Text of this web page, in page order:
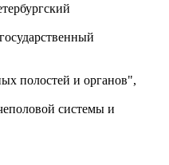
полостей и органов",
системы и